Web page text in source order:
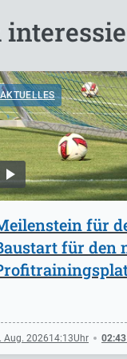
AKTUELLES
für
für den
Aug. 202614:13